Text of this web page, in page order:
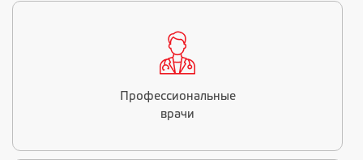
Профессиональные
врачи